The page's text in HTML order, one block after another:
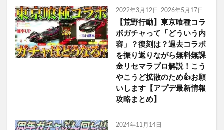
2022年3月12日 2026年5月17日
【荒野行動】東京喰種コラ
ボガチャって「どういう内
容」？復刻は？過去コラボ
を振り返りながら無料無課
金リセマラプロ解説！こう
やこうど拡散のため👍お願
いします【アプデ最新情報
攻略まとめ】
2024年11月14日